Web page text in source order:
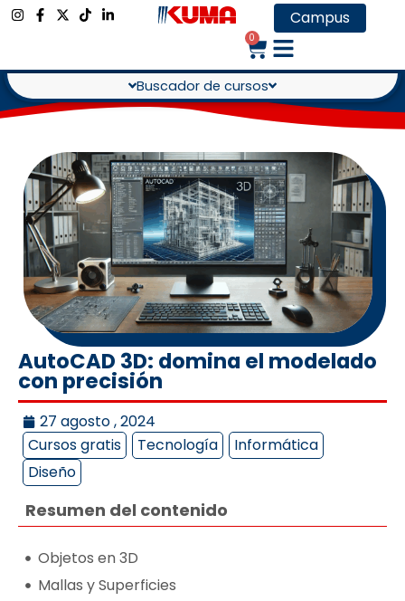
Campus
0
Buscador de cursos
AutoCAD 3D: domina el modelado
con precisión
27 agosto , 2024
Cursos gratis
Tecnología
Informática
Diseño
Resumen del contenido
Objetos en 3D
Mallas y Superficies